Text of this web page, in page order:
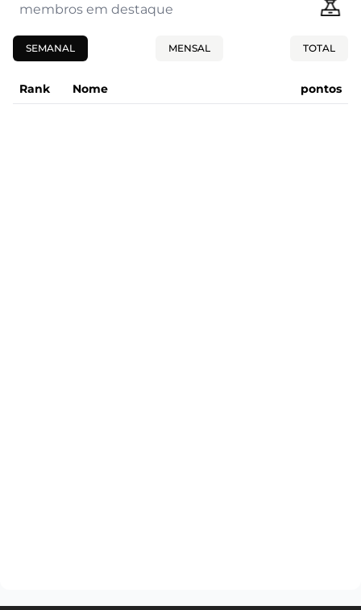
membros em destaque
SEMANAL MENSAL TOTAL
Rank Nome pontos